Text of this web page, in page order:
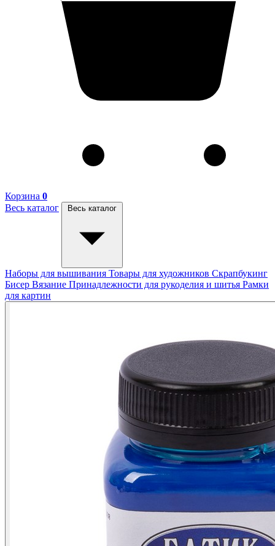
Корзина 0
Весь каталог
Весь каталог
Наборы для вышивания Товары для художников Скрапбукинг
Бисер Вязание Принадлежности для рукоделия и шитья Рамки
для картин